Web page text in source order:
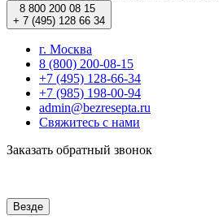
8 800 200 08 15
+ 7 (495) 128 66 34
г. Москва
8 (800) 200-08-15
+7 (495) 128-66-34
+7 (985) 198-00-94
admin@bezresepta.ru
Свяжитесь с нами
Заказать обратный звонок
Везде